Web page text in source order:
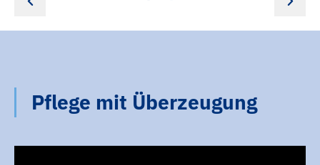
Pflege mit Überzeugung